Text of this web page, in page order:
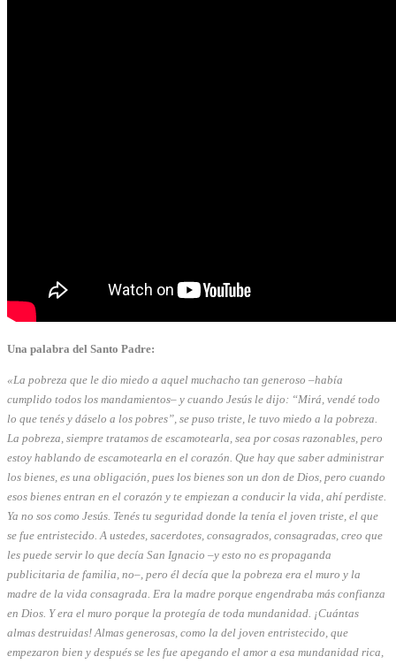
Una palabra del Santo Padre:
«La pobreza que le dio miedo a aquel muchacho tan generoso –había
cumplido todos los mandamientos– y cuando Jesús le dijo: “Mirá, vendé todo
lo que tenés y dáselo a los pobres”, se puso triste, le tuvo miedo a la pobreza.
La pobreza, siempre tratamos de escamotearla, sea por cosas razonables, pero
estoy hablando de escamotearla en el corazón. Que hay que saber administrar
los bienes, es una obligación, pues los bienes son un don de Dios, pero cuando
esos bienes entran en el corazón y te empiezan a conducir la vida, ahí perdiste.
Ya no sos como Jesús. Tenés tu seguridad donde la tenía el joven triste, el que
se fue entristecido. A ustedes, sacerdotes, consagrados, consagradas, creo que
les puede servir lo que decía San Ignacio –y esto no es propaganda
publicitaria de familia, no–, pero él decía que la pobreza era el muro y la
madre de la vida consagrada. Era la madre porque engendraba más confianza
en Dios. Y era el muro porque la protegía de toda mundanidad. ¡Cuántas
almas destruidas! Almas generosas, como la del joven entristecido, que
empezaron bien y después se les fue apegando el amor a esa mundanidad rica,